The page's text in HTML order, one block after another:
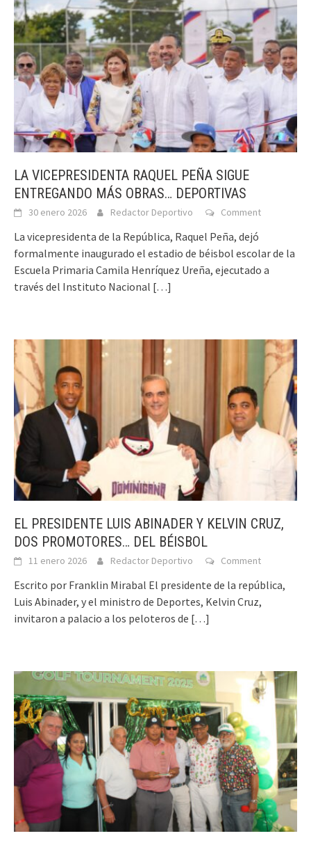
LA VICEPRESIDENTA RAQUEL PEÑA SIGUE
ENTREGANDO MÁS OBRAS… DEPORTIVAS
30 enero 2026 Redactor Deportivo Comment
La vicepresidenta de la República, Raquel Peña, dejó
formalmente inaugurado el estadio de béisbol escolar de la
Escuela Primaria Camila Henríquez Ureña, ejecutado a
través del Instituto Nacional […]
EL PRESIDENTE LUIS ABINADER Y KELVIN CRUZ,
DOS PROMOTORES… DEL BÉISBOL
11 enero 2026 Redactor Deportivo Comment
Escrito por Franklin Mirabal El presidente de la república,
Luis Abinader, y el ministro de Deportes, Kelvin Cruz,
invitaron a palacio a los peloteros de […]